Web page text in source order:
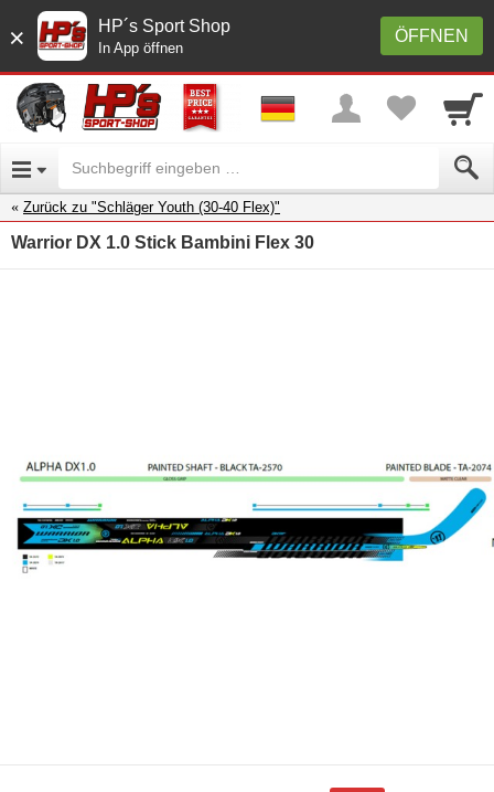
× ÖFFNEN
HP´s Sport Shop
In App öffnen
Zurück zu "Schläger Youth (30-40 Flex)"
Warrior DX 1.0 Stick Bambini Flex 30